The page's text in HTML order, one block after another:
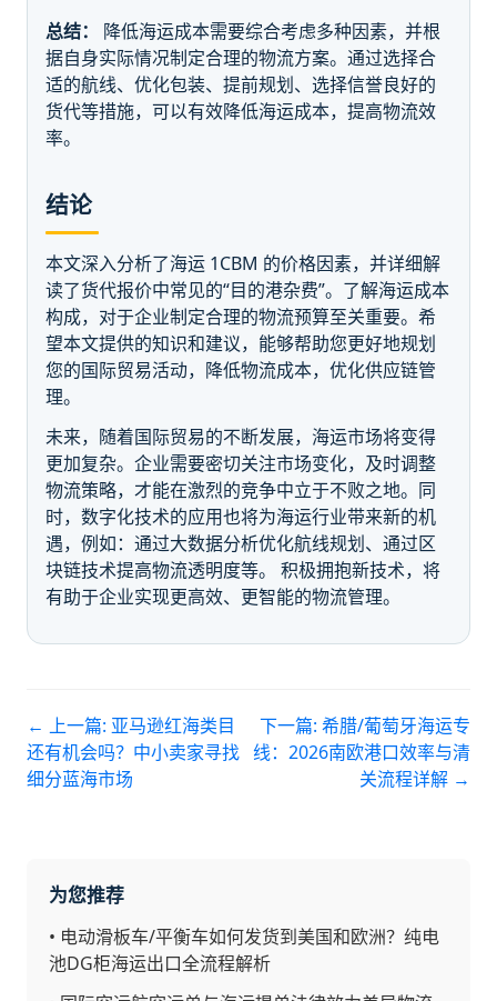
总结：
降低海运成本需要综合考虑多种因素，并根
据自身实际情况制定合理的物流方案。通过选择合
适的航线、优化包装、提前规划、选择信誉良好的
货代等措施，可以有效降低海运成本，提高物流效
率。
结论
本文深入分析了海运 1CBM 的价格因素，并详细解
读了货代报价中常见的“目的港杂费”。了解海运成本
构成，对于企业制定合理的物流预算至关重要。希
望本文提供的知识和建议，能够帮助您更好地规划
您的国际贸易活动，降低物流成本，优化供应链管
理。
未来，随着国际贸易的不断发展，海运市场将变得
更加复杂。企业需要密切关注市场变化，及时调整
物流策略，才能在激烈的竞争中立于不败之地。同
时，数字化技术的应用也将为海运行业带来新的机
遇，例如：通过大数据分析优化航线规划、通过区
块链技术提高物流透明度等。 积极拥抱新技术，将
有助于企业实现更高效、更智能的物流管理。
← 上一篇: 亚马逊红海类目
还有机会吗？中小卖家寻找
细分蓝海市场
下一篇: 希腊/葡萄牙海运专
线：2026南欧港口效率与清
关流程详解 →
为您推荐
• 电动滑板车/平衡车如何发货到美国和欧洲？纯电
池DG柜海运出口全流程解析